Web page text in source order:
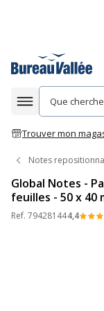
Afficher la
Trouver mon
Notes
Global Notes -
feuilles - 50 x 40
Ref. 794281444,4